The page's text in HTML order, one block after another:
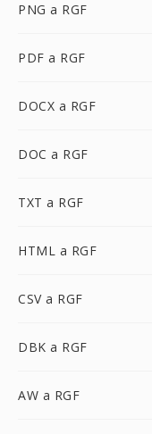
PNG a RGF
PDF a RGF
DOCX a RGF
DOC a RGF
TXT a RGF
HTML a RGF
CSV a RGF
DBK a RGF
AW a RGF